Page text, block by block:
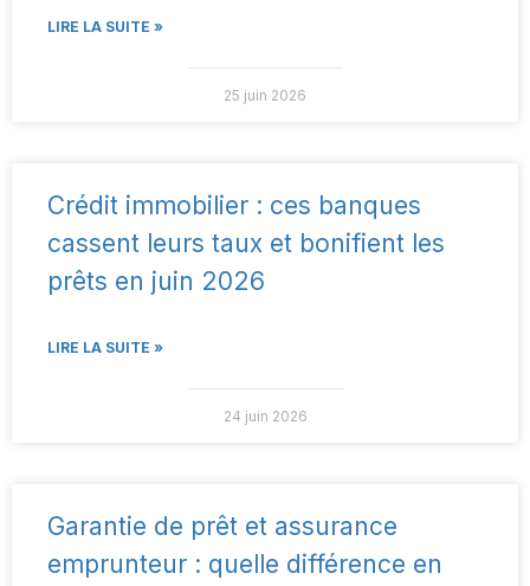
LIRE LA SUITE »
25 juin 2026
Crédit immobilier : ces banques
cassent leurs taux et bonifient les
prêts en juin 2026
LIRE LA SUITE »
24 juin 2026
Garantie de prêt et assurance
emprunteur : quelle différence en